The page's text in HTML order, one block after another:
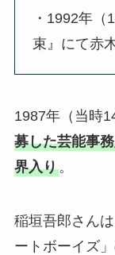
・1992年
束』にて赤
1987年（当時
募した芸能事
界入り。
稲垣吾郎さん
ートボーイズ